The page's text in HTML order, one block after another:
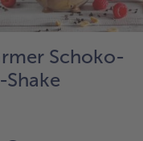
Schoko-
Shake